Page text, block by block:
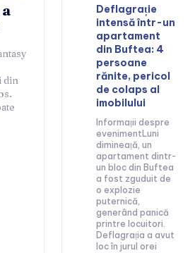
din
Deflagrație
intensă într-un
apartament
din Buftea: 4
persoane
rănite, pericol
de colaps al
imobilului
Informații despre
evenimentLuni
dimineață, un
apartament dintr-
un bloc din Buftea
a fost zguduit de
o explozie
puternică,
generând panică
printre locuitori.
Deflagrația a avut
loc în jurul orei